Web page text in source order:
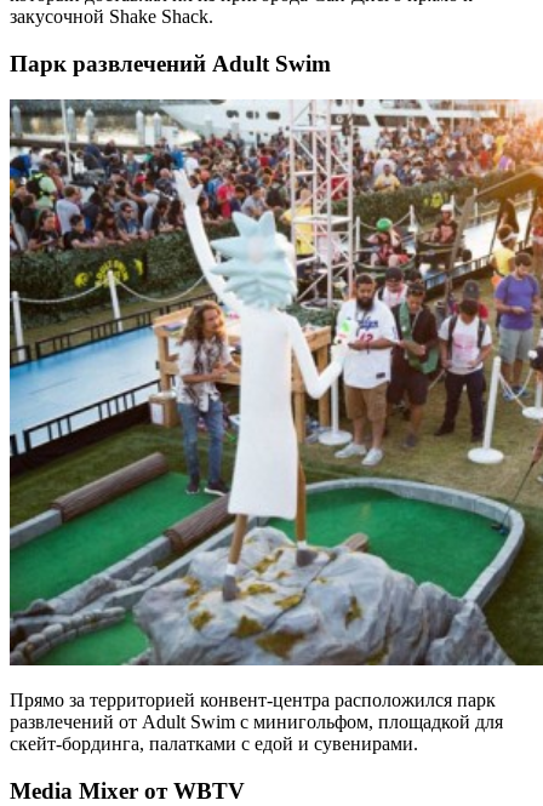
закусочной Shake Shack.
Парк развлечений Adult Swim
Прямо за территорией конвент-центра расположился парк
развлечений от Adult Swim с минигольфом, площадкой для
скейт-бординга, палатками с едой и сувенирами.
Media Mixer от WBTV